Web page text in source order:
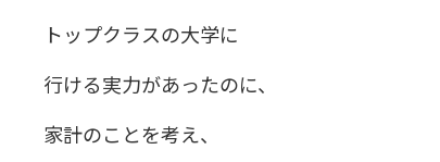
トップクラスの大学に
行ける実力があったのに、
家計のことを考え、